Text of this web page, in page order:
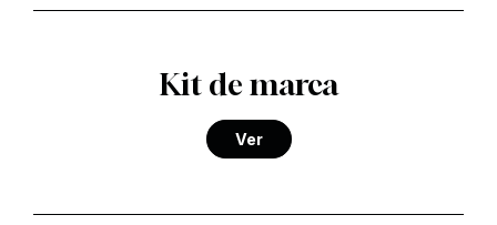
Kit de marca
Ver